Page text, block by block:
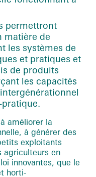
permettront
matière de
les systèmes de
et pratiques et
de produits
les capacités
améliorer la
à générer des
exploitants
agriculteurs en
innovantes, que le
horti-